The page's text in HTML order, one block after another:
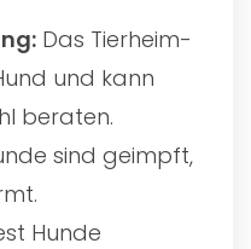
Das Tierheim-
und kann
beraten.
sind geimpft,
Hunde